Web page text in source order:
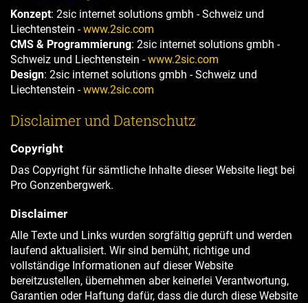
Konzept: 2sic internet solutions gmbh - Schweiz und
Liechtenstein -www.2sic.com
CMS & Programmierung: 2sic internet solutions gmbh -
Schweiz und Liechtenstein -www.2sic.com
Design: 2sic internet solutions gmbh - Schweiz und
Liechtenstein -www.2sic.com
Disclaimer und Datenschutz
Copyright
Das Copyright für sämtliche Inhalte dieser Website liegt bei
Pro Gonzenbergwerk.
Disclaimer
Alle Texte und Links wurden sorgfältig geprüft und werden
laufend aktualisiert. Wir sind bemüht, richtige und
vollständige Informationen auf dieser Website
bereitzustellen, übernehmen aber keinerlei Verantwortung,
Garantien oder Haftung dafür, dass die durch diese Website